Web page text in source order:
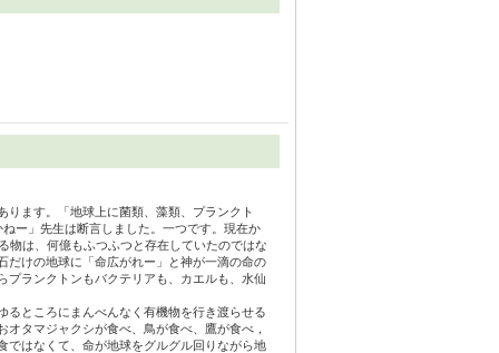
ます。「地球上に菌類、藻類、プランクト
ー」先生は断言しました。一つです。現在か
物は、何億もふつふつと存在していたのではな
けの地球に「命広がれー」と神が一滴の命の
プランクトンもバクテリアも、カエルも、水仙
るところにまんべんなく有機物を行き渡らせる
タマジャクシが食べ、鳥が食べ、鷹が食べ，
ではなくて、命が地球をグルグル回りながら地